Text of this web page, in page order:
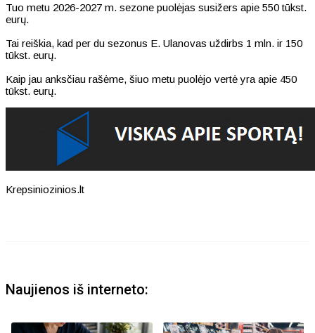
Tuo metu 2026-2027 m. sezone puolėjas susižers apie 550 tūkst.
eurų.
Tai reiškia, kad per du sezonus E. Ulanovas uždirbs 1 mln. ir 150
tūkst. eurų.
Kaip jau anksčiau rašėme, šiuo metu puolėjo vertė yra apie 450
tūkst. eurų.
Krepsiniozinios.lt
Naujienos iš interneto: